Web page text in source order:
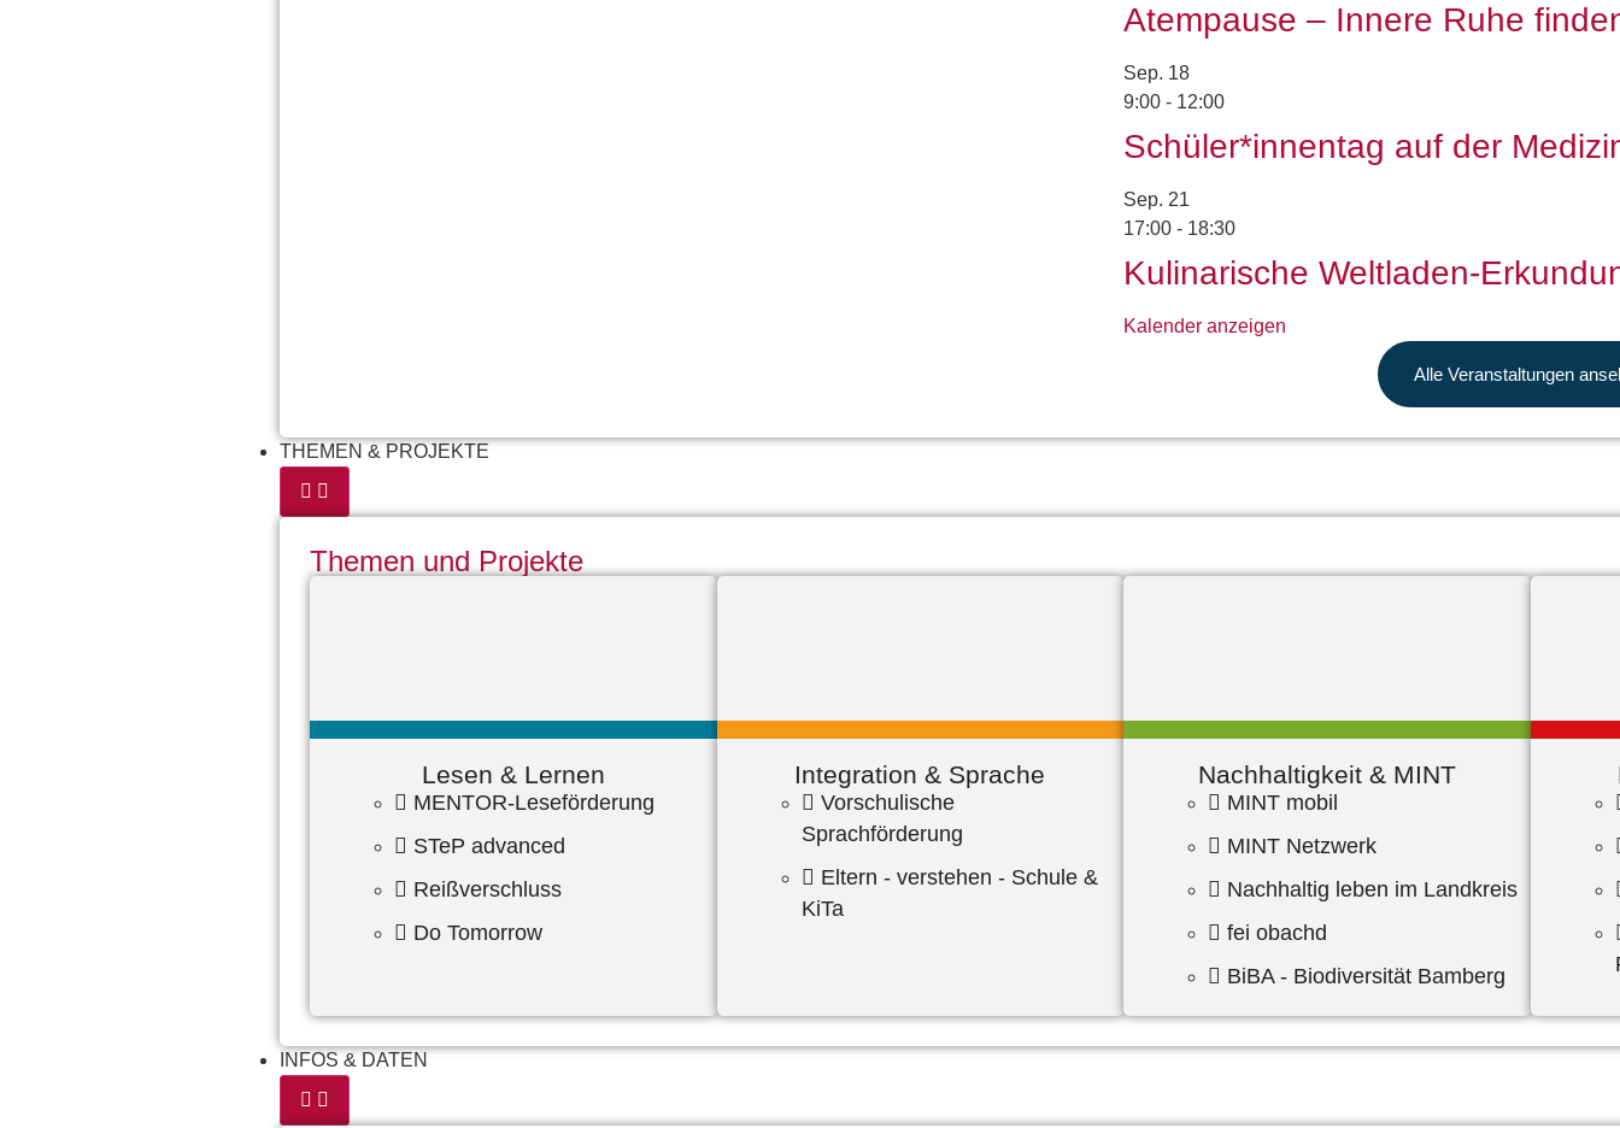
Atempause – Innere Ruhe
Sep. 18
9:00 - 12:00
Schüler*innentag auf der
Sep. 21
17:00 - 18:30
Kulinarische Weltladen-
Kalender anzeigen
Alle Veranstaltungen
THEMEN & PROJEKTE
Themen und Projekte
Lesen & Lernen
MENTOR-Leseförderung
STeP advanced
Reißverschluss
Do Tomorrow
Integration & Sprache
Vorschulische
Sprachförderung
Eltern - verstehen - Schule &
KiTa
Nachhaltigkeit & MINT
MINT mobil
MINT Netzwerk
Nachhaltig leben im Landkreis
fei obachd
BiBA - Biodiversität Bamberg
INFOS & DATEN